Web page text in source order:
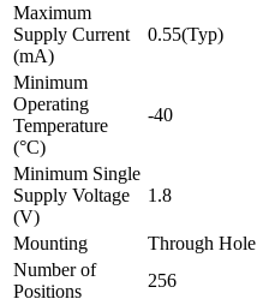
Maximum
Supply Current
(mA)
0.55(Typ)
Minimum
Operating
Temperature
(°C)
-40
Minimum Single
Supply Voltage
(V)
1.8
Mounting
Through Hole
Number of
Positions
256